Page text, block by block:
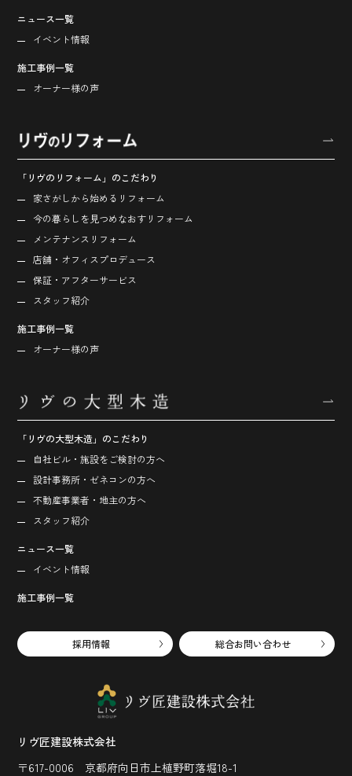
ニュース一覧
イベント情報
施工事例一覧
オーナー様の声
「リヴのリフォーム」のこだわり
家さがしから始める リフォーム
今の暮らしを見つめなおす リフォーム
メンテナンスリフォーム
店舗・オフィス プロデュース
保証・アフターサービス
スタッフ紹介
施工事例一覧
オーナー様の声
「リヴの大型木造」のこだわり
自社ビル・施設をご検討の方へ
設計事務所・ゼネコンの方へ
不動産事業者・地主の方へ
スタッフ紹介
ニュース一覧
イベント情報
施工事例一覧
採用情報 総合お問い合わせ
リヴ匠建設株式会社
〒617-0006 京都府向日市上植野町落堀18-1